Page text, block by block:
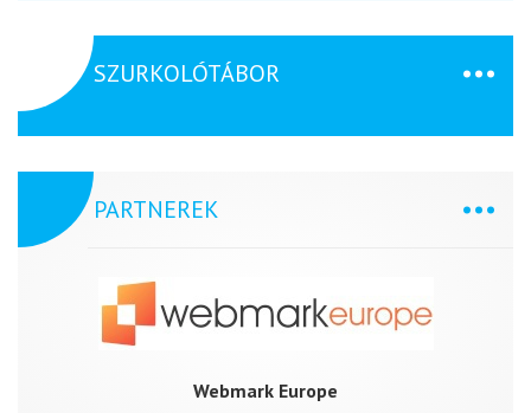
SZURKOLÓTÁBOR
PARTNEREK
Webmark Europe